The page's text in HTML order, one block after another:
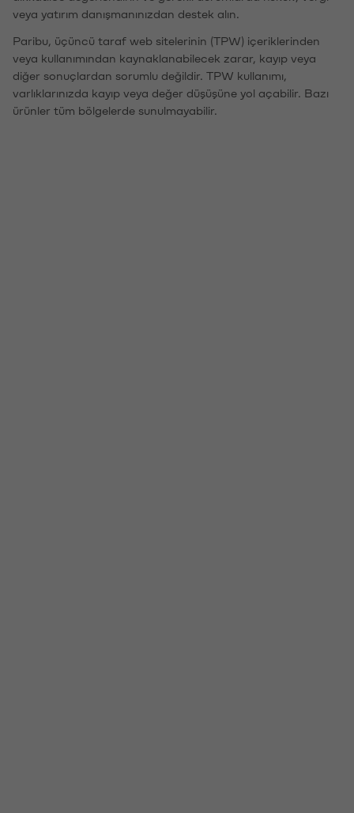
veya yatırım danışmanınızdan destek alın.
Paribu, üçüncü taraf web sitelerinin (TPW) içeriklerinden
veya kullanımından kaynaklanabilecek zarar, kayıp veya
diğer sonuçlardan sorumlu değildir. TPW kullanımı,
varlıklarınızda kayıp veya değer düşüşüne yol açabilir. Bazı
ürünler tüm bölgelerde sunulmayabilir.